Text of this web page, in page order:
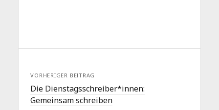
VORHERIGER BEITRAG
Die Dienstagsschreiber*innen:
Gemeinsam schreiben